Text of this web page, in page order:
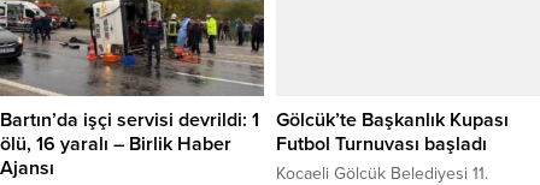
eğitimde yangınların çıkış
nedenleri, alınacak tedbirler ve
doğru müdahale yöntemleri
konusunda detaylı bilgiler verildi.
Eğitimin ardındann belediye
meydanında kurulan özel araçla...
“Erzurum’umuz kadim bir şehir…
Binlerce yıl birçok medeniyete,
tarihe ve kültüre ev...
Bartın’da işçi servisi devrildi: 1
ölü, 16 yaralı – Birlik Haber
Ajansı
Gölcük’te Başkanlık Kupası
Futbol Turnuvası başladı
Kocaeli Gölcük Belediyesi 11.